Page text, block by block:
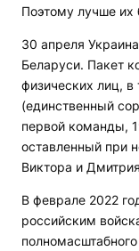
Поэтому лучше их
30 апреля Украина
Беларуси. Пакет
физических лиц,
(единственный
первой команды,
оставленный при
Виктора и
В феврале 2022
российским